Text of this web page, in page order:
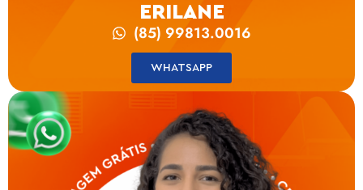
ERILANE
(85) 99813.0016
WHATSAPP